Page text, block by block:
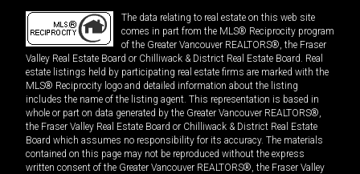
The data relating to real estate on this web site
comes in part from the MLS® Reciprocity program
of the Greater Vancouver REALTORS®, the Fraser
Valley Real Estate Board or Chilliwack & District Real Estate Board. Real
estate listings held by participating real estate firms are marked with the
MLS® Reciprocity logo and detailed information about the listing
includes the name of the listing agent. This representation is based in
whole or part on data generated by the Greater Vancouver REALTORS®,
the Fraser Valley Real Estate Board or Chilliwack & District Real Estate
Board which assumes no responsibility for its accuracy. The materials
contained on this page may not be reproduced without the express
written consent of the Greater Vancouver REALTORS®, the Fraser Valley